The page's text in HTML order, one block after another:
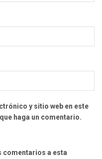
y sitio web en este
haga un comentario.
comentarios a esta